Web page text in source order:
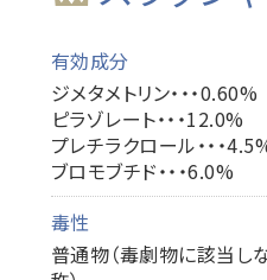
有効成分
ジメタメトリン・・・0.60%
ピラゾレート・・・12.0%
プレチラクロール・・・
ブロモブチド・・・6.0%
毒性
普通物（毒劇物に該当し